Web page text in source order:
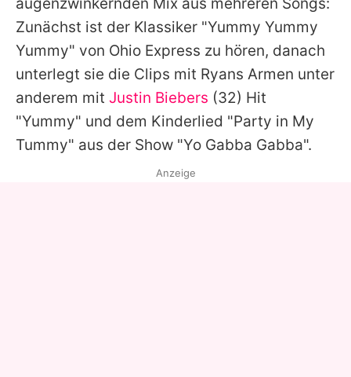
augenzwinkernden Mix aus mehreren Songs:
Zunächst ist der Klassiker "Yummy Yummy
Yummy" von Ohio Express zu hören, danach
unterlegt sie die Clips mit Ryans Armen unter
anderem mit Justin Biebers (32) Hit
"Yummy" und dem Kinderlied "Party in My
Tummy" aus der Show "Yo Gabba Gabba".
Anzeige